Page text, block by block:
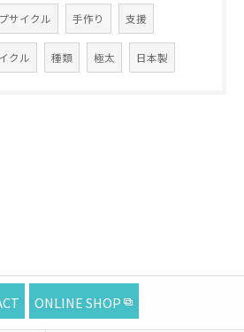
サイクル 手作り 支援
クル 種類 極太 日本製
ONLINE SHOP